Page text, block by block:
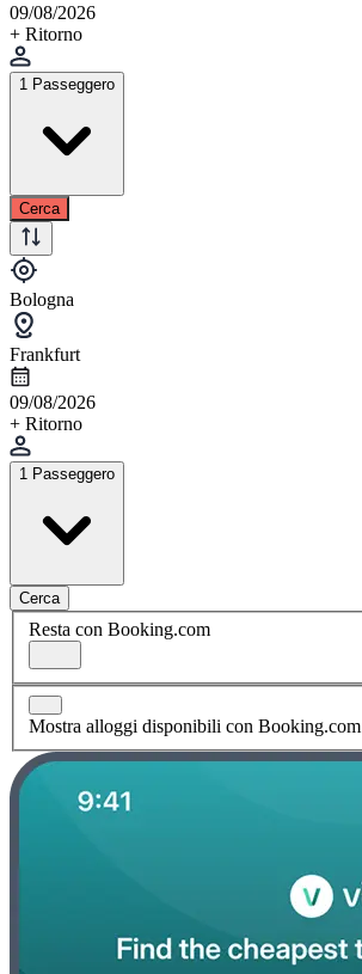
09/08/2026
+ Ritorno
1 Passeggero
Cerca
Bologna
Frankfurt
09/08/2026
+ Ritorno
1 Passeggero
Cerca
Resta con Booking.com
Mostra alloggi disponibili con Booking.com